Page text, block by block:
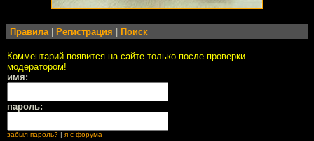
Правила Регистрация Поиск
Комментарий появится на сайте только после проверки
модератором!
имя:
пароль:
забыл пароль? | я с форума